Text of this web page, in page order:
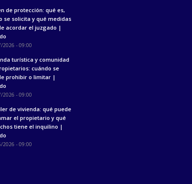
de protección: qué es,
se solicita y qué medidas
acordar el juzgado |
2026 - 09:00
turística y comunidad
cuándo se
prohibir o limitar |
2026 - 09:00
de vivienda: qué puede
el propietario y qué
tiene el inquilino |
2026 - 09:00